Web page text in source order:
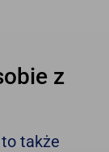
z
to także